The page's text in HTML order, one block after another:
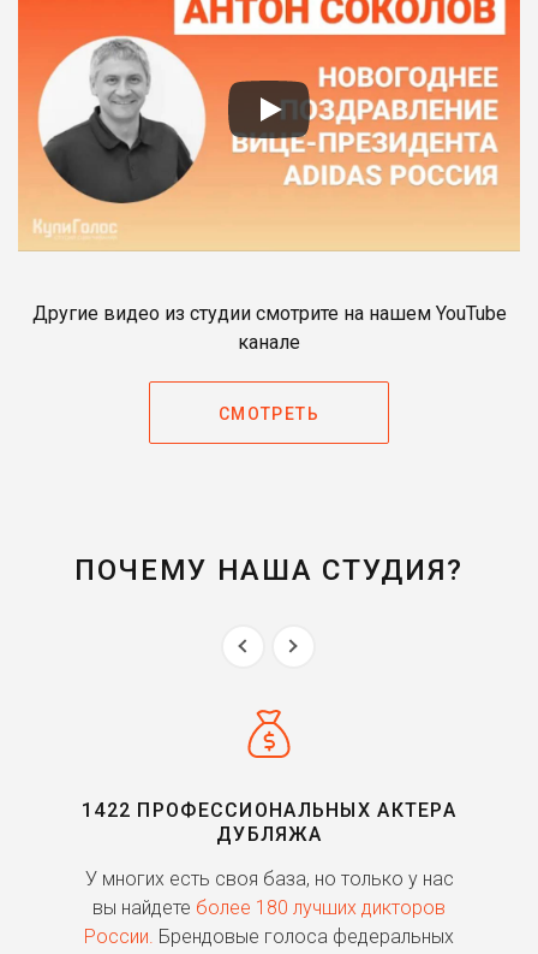
Другие видео из студии смотрите на нашем YouTube
канале
СМОТРЕТЬ
ПОЧЕМУ НАША СТУДИЯ?
1422 ПРОФЕССИОНАЛЬНЫХ АКТЕРА
ДУБЛЯЖА
У многих есть своя база, но только у нас
вы найдете более 180 лучших дикторов
России. Брендовые голоса федеральных